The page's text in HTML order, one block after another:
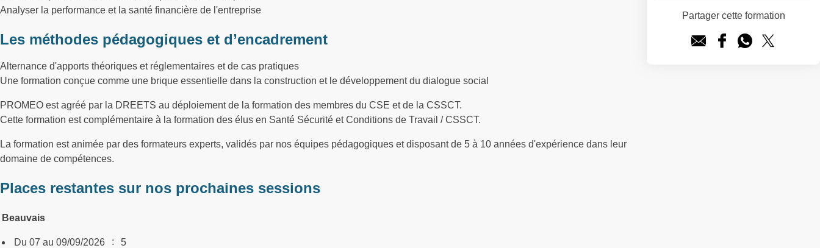
Analyser la performance et la santé financière de l'entreprise
Les méthodes pédagogiques et d’encadrement
Alternance d'apports théoriques et réglementaires et de cas pratiques
Une formation conçue comme une brique essentielle dans la construction et le développement du dialogue social
PROMEO est agréé par la DREETS au déploiement de la formation des membres du CSE et de la CSSCT.
Cette formation est complémentaire à la formation des élus en Santé Sécurité et Conditions de Travail / CSSCT.
La formation est animée par des formateurs experts, validés par nos équipes pédagogiques et disposant de 5 à 10 années d'expérience dans leur
domaine de compétences.
Places restantes sur nos prochaines sessions
Beauvais
Du 07 au 09/09/2026 : 5
Partager cette formation